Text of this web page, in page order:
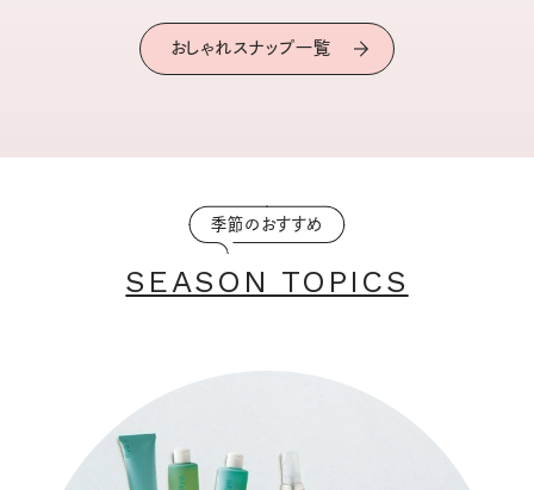
おしゃれスナップ一覧
季節のおすすめ
SEASON TOPICS